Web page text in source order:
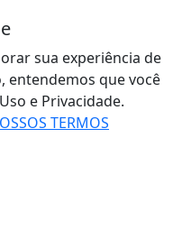
sua experiência de
entendemos que você
e Privacidade.
TERMOS